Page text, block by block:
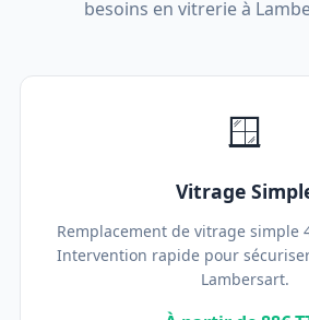
besoins en vitrerie à
🪟
Vitrage
Remplacement de vitrage simple
Intervention rapide pour
Lambersart.